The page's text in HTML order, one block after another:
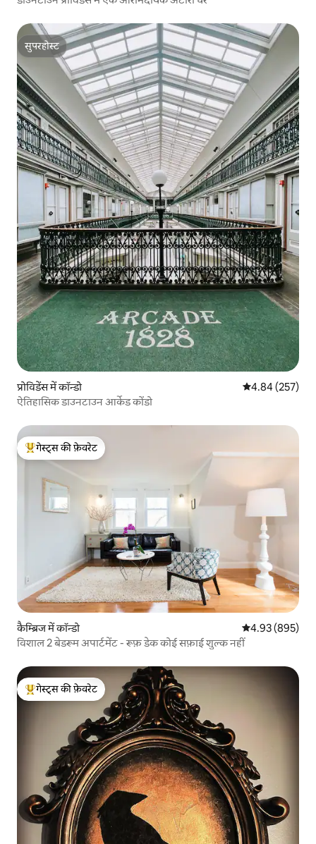
सुपरहोस्ट
सुपरहोस्ट
प्रोविडेंस में कॉन्डो औसत रेटिंग 5 में से
4.84 (257)
ऐतिहासिक डाउनटाउन आर्केड कोंडो
गेस्ट्स का टॉप फ़ेवरेट
गेस्ट्स की फ़ेवरेट
कैम्ब्रिज में कॉन्डो औसत रेटिंग 5 में से
4.93 (895)
विशाल 2 बेडरूम अपार्टमेंट - रूफ़ डेक कोई सफ़ाई शुल्क नहीं
गेस्ट्स का टॉप फ़ेवरेट
गेस्ट्स की फ़ेवरेट